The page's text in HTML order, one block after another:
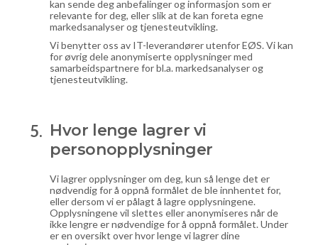
kan sende deg anbefalinger og informasjon som er
relevante for deg, eller slik at de kan foreta egne
markedsanalyser og tjenesteutvikling.
Vi benytter oss av IT-leverandører utenfor EØS. Vi kan
for øvrig dele anonymiserte opplysninger med
samarbeidspartnere for bl.a. markedsanalyser og
tjenesteutvikling.
Hvor lenge lagrer vi
personopplysninger
Vi lagrer opplysninger om deg, kun så lenge det er
nødvendig for å oppnå formålet de ble innhentet for,
eller dersom vi er pålagt å lagre opplysningene.
Opplysningene vil slettes eller anonymiseres når de
ikke lengre er nødvendige for å oppnå formålet. Under
er en oversikt over hvor lenge vi lagrer dine